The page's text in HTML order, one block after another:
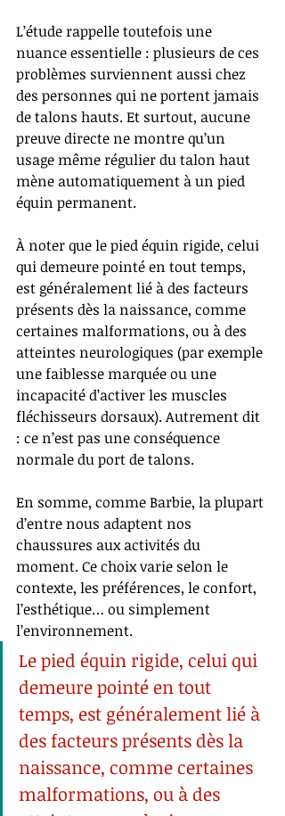
L’étude rappelle toutefois une
nuance essentielle : plusieurs de ces
problèmes surviennent aussi chez
des personnes qui ne portent jamais
de talons hauts. Et surtout, aucune
preuve directe ne montre qu’un
usage même régulier du talon haut
mène automatiquement à un pied
équin permanent.
À noter que le pied équin rigide, celui
qui demeure pointé en tout temps,
est généralement lié à des facteurs
présents dès la naissance, comme
certaines malformations, ou à des
atteintes neurologiques (par exemple
une faiblesse marquée ou une
incapacité d’activer les muscles
fléchisseurs dorsaux). Autrement dit
: ce n’est pas une conséquence
normale du port de talons.
En somme, comme Barbie, la plupart
d’entre nous adaptent nos
chaussures aux activités du
moment. Ce choix varie selon le
contexte, les préférences, le confort,
l’esthétique… ou simplement
l’environnement.
Le pied équin rigide, celui qui
demeure pointé en tout
temps, est généralement lié à
des facteurs présents dès la
naissance, comme certaines
malformations, ou à des